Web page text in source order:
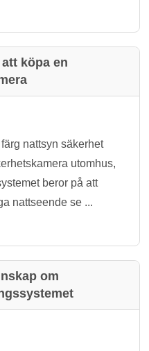
köpa en
nattsyn säkerhet
utomhus,
beror på att
nattseende se ...
om